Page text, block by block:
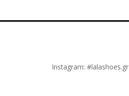
Instagram: #lalashoes.gr